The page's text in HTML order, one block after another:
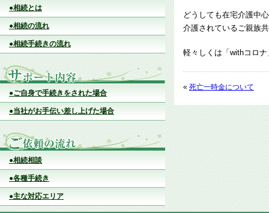
●相続とは
●相続の流れ
●相続手続きの流れ
●ご自身で手続きをされた場合
●当社がお手伝い差し上げた場合
●相続相談
●各種手続き
●主な対応エリア
どうしても在宅介護中
介護されているご親族
軽々しくは「withコロ
« 死亡一時金について